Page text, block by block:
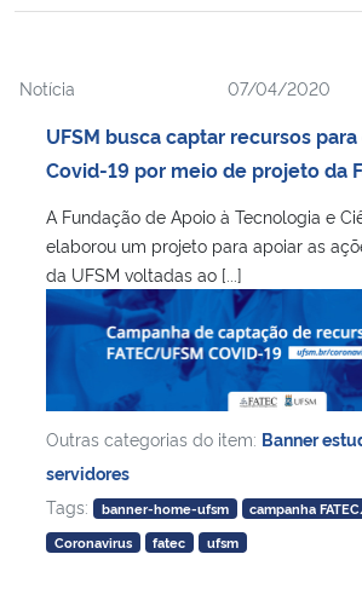
Notícia 07/04/2020
UFSM busca captar recursos
Covid-19 por meio de projeto da
A Fundação de Apoio à Tecnologia e
elaborou um projeto para apoiar as
da UFSM voltadas ao [...]
Outras categorias do item: Banner
servidores
Tags:
banner-home-ufsm
campanha
Coronavirus
fatec ufsm